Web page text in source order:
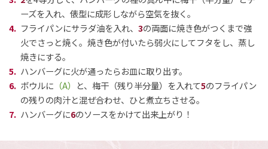
ーズを入れ、俵型に成形しながら空気を抜く。
フライパンにサラダ油を入れ、 3の両面に焼き色がつくまで強
火でさっと焼く。焼き色が付いたら弱火にしてフタをし、蒸し
焼きにする。
ハンバーグに火が通ったらお皿に取り出す。
ボウルに （A） と、梅干（残り半分量）を入れて5のフライパン
の残りの肉汁と混ぜ合わせ、ひと煮立ちさせる。
ハンバーグに6のソースをかけて出来上がり！